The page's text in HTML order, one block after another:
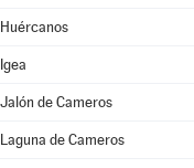
Huércanos
Igea
Jalón de Cameros
Laguna de Cameros